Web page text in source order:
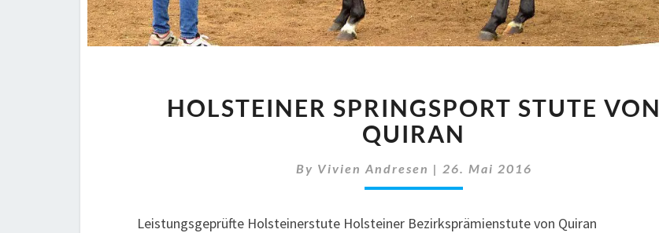
SPRINGSPORT
STUTE
VON
QUIRAN
HOLSTEINER SPRINGSPORT STUTE VON
QUIRAN
By Vivien Andresen | 26. Mai 2016
Leistungsgeprüfte Holsteinerstute Holsteiner Bezirksprämienstute von Quiran